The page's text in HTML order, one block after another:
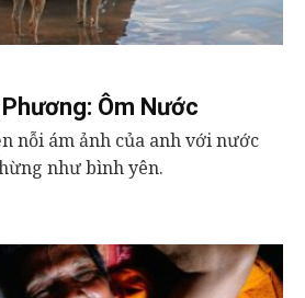
Ôm Nước
nỗi ám ảnh của anh với nước
như bình yên.